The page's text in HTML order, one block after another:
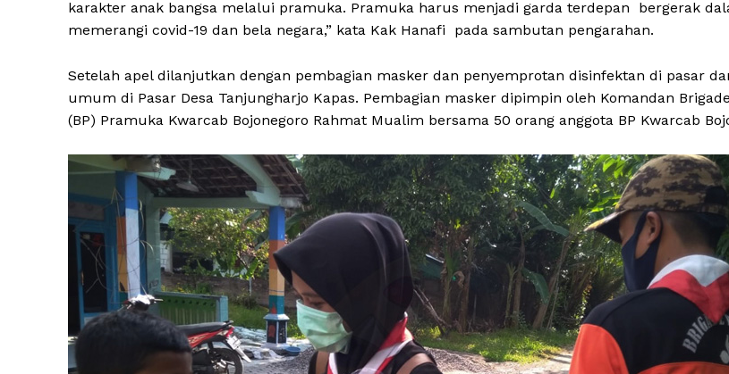
karakter anak bangsa melalui pramuka. Pramuka harus menjadi garda terdepan bergerak
memerangi covid-19 dan bela negara,” kata Kak Hanafi pada sambutan pengarahan.
Setelah apel dilanjutkan dengan pembagian masker dan penyemprotan disinfektan di pasar
umum di Pasar Desa Tanjungharjo Kapas. Pembagian masker dipimpin oleh Komandan
(BP) Pramuka Kwarcab Bojonegoro Rahmat Mualim bersama 50 orang anggota BP Kwarcab